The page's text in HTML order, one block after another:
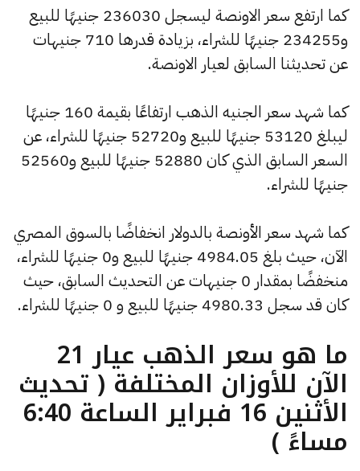
كما ارتفع سعر الاونصة ليسجل 236030 جنيهًا للبيع
و234255 جنيهًا للشراء، بزيادة قدرها 710 جنيهات
عن تحديثنا السابق لعيار الاونصة.
كما شهد سعر الجنيه الذهب ارتفاعًا بقيمة 160 جنيهًا
ليبلغ 53120 جنيهًا للبيع و52720 جنيهًا للشراء، عن
السعر السابق الذي كان 52880 جنيهًا للبيع و52560
جنيهًا للشراء.
كما شهد سعر الأونصة بالدولار انخفاضًا بالسوق المصري
الآن، حيث بلغ 4984.05 جنيهًا للبيع و0 جنيهًا للشراء،
منخفضًا بمقدار 0 جنيهات عن التحديث السابق، حيث
كان قد سجل 4980.33 جنيهًا للبيع و 0 جنيهًا للشراء.
ما هو سعر الذهب عيار 21
الآن للأوزان المختلفة ( تحديث
الأثنين 16 فبراير الساعة 6:40
مساءً )